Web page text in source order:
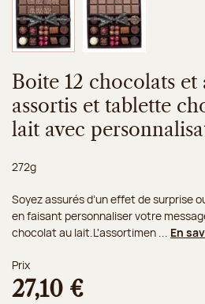
Image 1 sur 2
Boite 12 chocolats et
assortis et tablette
lait avec
Poids net :
272g
Soyez assurés d’un effet de surprise
en faisant personnaliser votre
chocolat au lait.L'assortimen ... En
Prix
27,10 €